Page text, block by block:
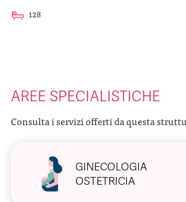
128
AREE SPECIALISTICHE
Consulta i servizi offerti da questa
GINECOLOGIA
OSTETRICIA